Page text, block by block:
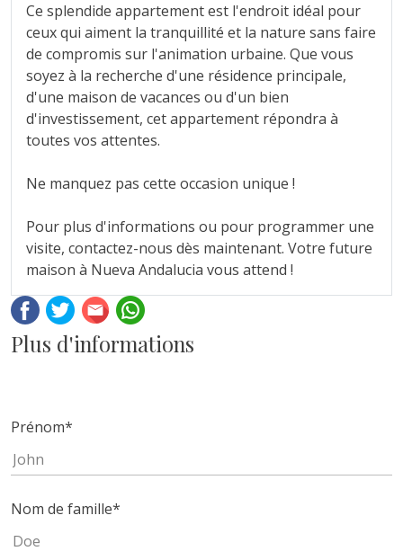
Ce splendide appartement est l'endroit idéal pour
ceux qui aiment la tranquillité et la nature sans faire
de compromis sur l'animation urbaine. Que vous
soyez à la recherche d'une résidence principale,
d'une maison de vacances ou d'un bien
d'investissement, cet appartement répondra à
‌toutes ‌vos ‌attentes.
Ne ‌manquez ‌pas cette ‌occasion ‌unique ! ‌
Pour plus d'informations ‌ou pour programmer une
‌visite, ‌contactez-nous ‌dès maintenant. Votre future
‌maison ‌à ‌Nueva ‌Andalucia ‌vous ‌attend ‌!
Facebook
TwitterEmailWhatsapp
Plus d'informations
Prénom*
Nom de famille*